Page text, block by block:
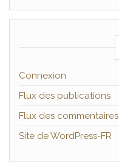
Connexion
Flux des publications
Flux des commentaires
Site de WordPress-FR